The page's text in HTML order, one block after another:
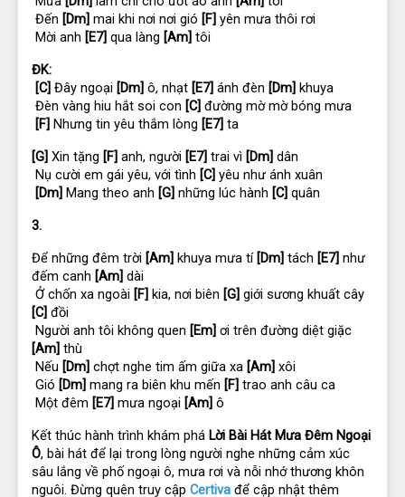
Đến [Dm] mai khi nơi nơi gió [F] yên mưa thôi rơi
Mời anh [E7] qua làng [Am] tôi
ĐK:
[C] Đây ngoại [Dm] ô, nhạt [E7] ánh đèn [Dm] khuya
Đèn vàng hiu hắt soi con [C] đường mờ mờ bóng mưa
[F] Nhưng tin yêu thắm lòng [E7] ta
[G] Xin tặng [F] anh, người [E7] trai vì [Dm] dân
Nụ cười em gái yêu, với tình [C] yêu như ánh xuân
[Dm] Mang theo anh [G] những lúc hành [C] quân
3.
Để những đêm trời [Am] khuya mưa tí [Dm] tách [E7] như
đếm canh [Am] dài
Ở chốn xa ngoài [F] kia, nơi biên [G]
[C] đồi
Người anh tôi không quen [Em]
[Am] thù
Nếu [Dm] chợt nghe tim ấm giữa xa [Am] xôi
Gió [Dm] mang ra biên khu mến [F] trao anh câu ca
Một đêm [E7] mưa ngoại [Am] ô
Kết thúc hành trình khám phá Lời Bài Hát Mưa Đêm Ngoại
Ô, bài hát để lại trong lòng người nghe những cảm xúc
sâu lắng về phố ngoại ô, mưa rơi và nỗi nhớ thương khôn
nguôi. Đừng quên truy cập Certiva để cập nhật thêm